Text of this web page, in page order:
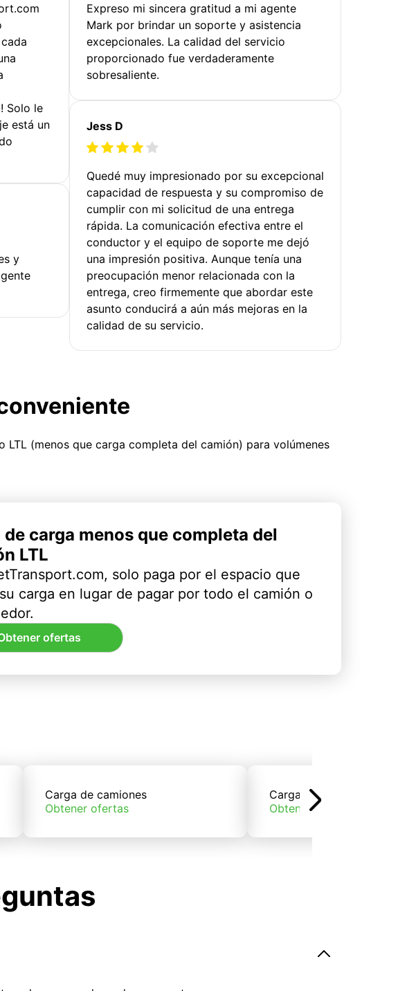
Solo le
está un
y
Expreso mi sincera gratitud a mi agente
Mark por brindar un soporte y asistencia
excepcionales. La calidad del servicio
proporcionado fue verdaderamente
sobresaliente.
Jess D
Quedé muy impresionado por su excepcional
capacidad de respuesta y su compromiso de
cumplir con mi solicitud de una entrega
rápida. La comunicación efectiva entre el
conductor y el equipo de soporte me dejó
una impresión positiva. Aunque tenía una
preocupación menor relacionada con la
entrega, creo firmemente que abordar este
asunto conducirá a aún más mejoras en la
calidad de su servicio.
(menos que carga completa del camión) para volúmenes
de carga menos que completa del
LTL
solo paga por el espacio que
carga en lugar de pagar por todo el camión o
ofertas
Carga de camiones
Obtener ofertas
Carga de trenes
Obtener ofertas